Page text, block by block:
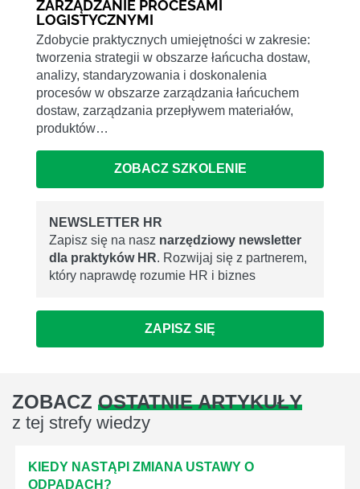
ZARZĄDZANIE PROCESAMI
LOGISTYCZNYMI
Zdobycie praktycznych umiejętności w zakresie:
tworzenia strategii w obszarze łańcucha dostaw,
analizy, standaryzowania i doskonalenia
procesów w obszarze zarządzania łańcuchem
dostaw, zarządzania przepływem materiałów,
produktów…
ZOBACZ SZKOLENIE
NEWSLETTER HR
Zapisz się na nasz narzędziowy newsletter
dla praktyków HR. Rozwijaj się z partnerem,
który naprawdę rozumie HR i biznes
ZAPISZ SIĘ
ZOBACZ OSTATNIE ARTYKUŁY
z tej strefy wiedzy
KIEDY NASTĄPI ZMIANA USTAWY O
ODPADACH?